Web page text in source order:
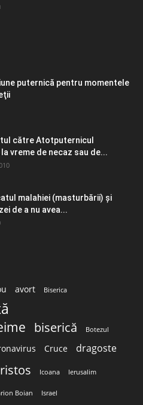
puternică pentru momentele
către Atotputernicul
la vreme de necaz sau de...
malahiei (masturbării) şi
de a nu avea...
avort Biserica
biserică Botezul
Cruce dragoste
Icoana Ierusalim
Boian Israel